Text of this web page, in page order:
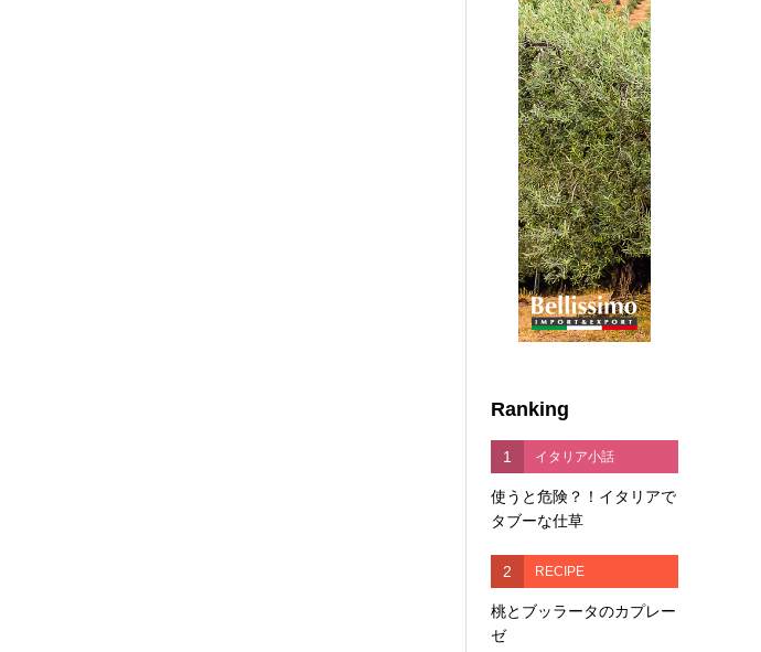
Ranking
1 イタリア小話
使うと危険？！イタリアで
タブーな仕草
2 RECIPE
桃とブッラータのカプレー
ゼ